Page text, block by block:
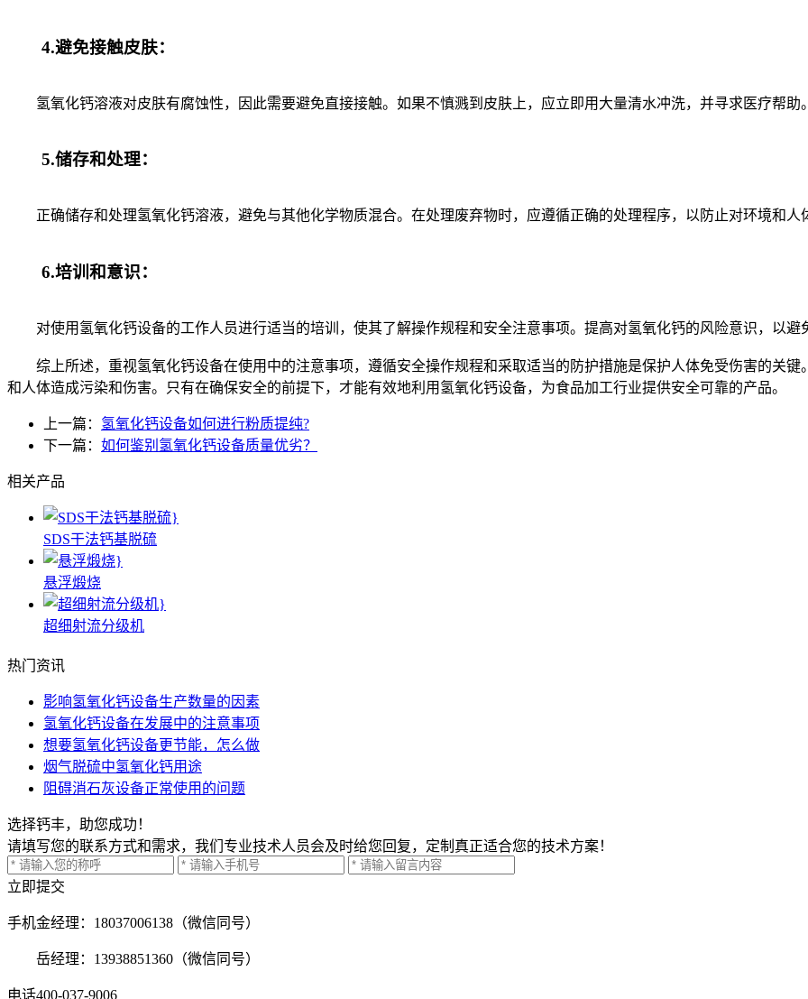
4.避免接触皮肤：
氢氧化钙溶液对皮肤有腐蚀性，因此需要避免直接接触。如果不慎溅到皮肤上，应立即用大量清水冲洗，并寻求医疗帮助。
5.储存和处理：
正确储存和处理氢氧化钙溶液，避免与其他化学物质混合。在处理废弃物时，应遵循正确的处理程序，以防止对环境和人
6.培训和意识：
对使用氢氧化钙设备的工作人员进行适当的培训，使其了解操作规程和安全注意事项。提高对氢氧化钙的风险意识，以避
综上所述，重视氢氧化钙设备在使用中的注意事项，遵循安全操作规程和采取适当的防护措施是保护人体免受伤害的关键
和人体造成污染和伤害。只有在确保安全的前提下，才能有效地利用氢氧化钙设备，为食品加工行业提供安全可靠的产品。
上一篇： 氢氧化钙设备如何进行粉质提纯?
下一篇： 如何鉴别氢氧化钙设备质量优劣？
相关产品
SDS干法钙基脱硫
悬浮煅烧
超细射流分级机
热门资讯
影响氢氧化钙设备生产数量的因素
氢氧化钙设备在发展中的注意事项
想要氢氧化钙设备更节能，怎么做
烟气脱硫中氢氧化钙用途
阻碍消石灰设备正常使用的问题
选择钙丰，助您成功！
请填写您的联系方式和需求，我们专业技术人员会及时给您回复，定制真正适合您的技术方案！
立即提交
手机金经理：18037006138（微信同号）
岳经理：13938851360（微信同号）
电话400-037-9006